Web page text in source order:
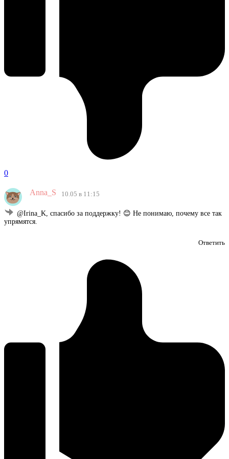
0
Anna_S 10.05 в 11:15
@Irina_K, спасибо за поддержку! 😊 Не понимаю, почему все так
упрямятся.
Ответить